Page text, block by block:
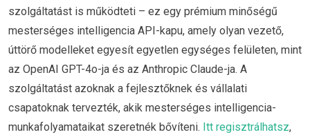
szolgáltatást is működteti – ez egy prémium minőségű
mesterséges intelligencia API-kapu, amely olyan vezető,
úttörő modelleket egyesít egyetlen egységes felületen, mint
az OpenAI GPT-4o-ja és az Anthropic Claude-ja. A
szolgáltatást azoknak a fejlesztőknek és vállalati
csapatoknak tervezték, akik mesterséges intelligencia-
munkafolyamataikat szeretnék bővíteni. Itt regisztrálhatsz,